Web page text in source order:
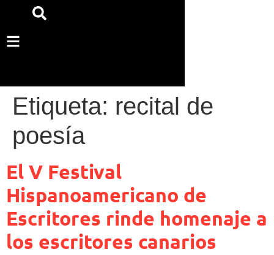
Etiqueta: recital de
poesía
El V Festival
Hispanoamericano de
Escritores rinde homenaje a
los escritores canarios